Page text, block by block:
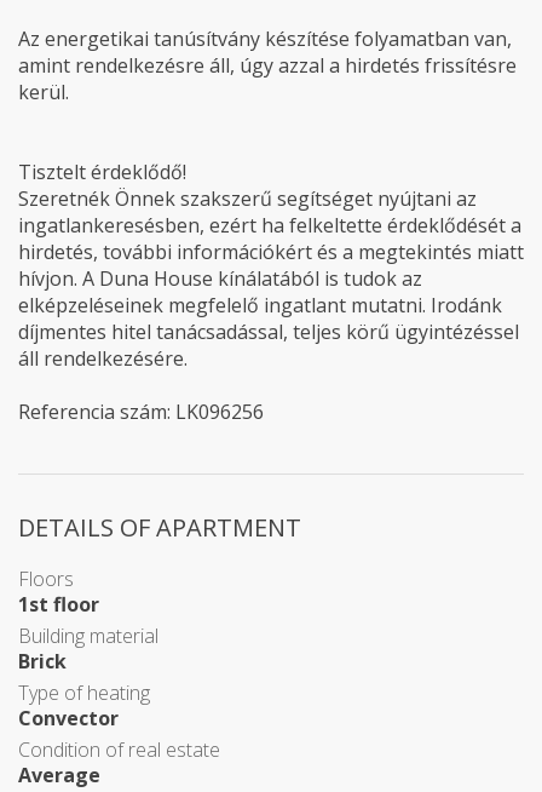
Az energetikai tanúsítvány készítése folyamatban van,
amint rendelkezésre áll, úgy azzal a hirdetés frissítésre
kerül.
Tisztelt érdeklődő!
Szeretnék Önnek szakszerű segítséget nyújtani az
ingatlankeresésben, ezért ha felkeltette érdeklődését a
hirdetés, további információkért és a megtekintés miatt
hívjon. A Duna House kínálatából is tudok az
elképzeléseinek megfelelő ingatlant mutatni. Irodánk
díjmentes hitel tanácsadással, teljes körű ügyintézéssel
áll rendelkezésére.
Referencia szám: LK096256
DETAILS OF APARTMENT
Floors
1st floor
Building material
Brick
Type of heating
Convector
Condition of real estate
Average